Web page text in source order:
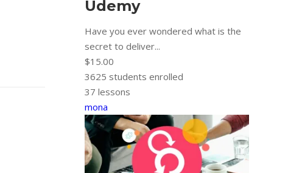
Udemy
Have you ever wondered what is the
secret to deliver...
$15.00
3625 students enrolled
37 lessons
mona